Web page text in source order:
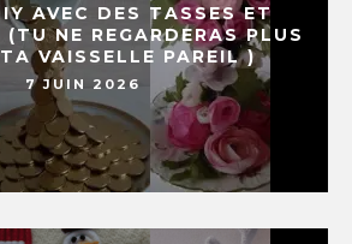
AVEC DES TASSES ET
(TU NE REGARDERAS PLUS
VAISSELLE PAREIL )
7 JUIN 2026